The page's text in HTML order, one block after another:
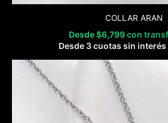
COLLAR ARAN
Desde$6,799con
Desde 3 cuotas sin interés